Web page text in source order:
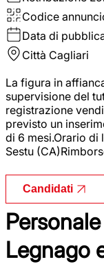
Codice
Data di
Città Cagliari
La figura in
supervisione del
registrazione
previsto un
di 6 mesi.Orario di
Sestu
Candidati
Legnago